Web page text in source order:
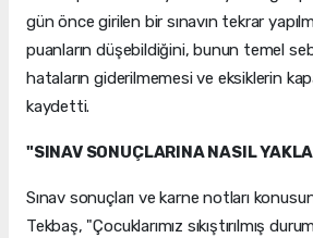
gün önce girilen bir sınavın tekrar
puanların düşebildiğini, bunun temel
hataların giderilmemesi ve eksiklerin
kaydetti.
"SINAV SONUÇLARINA NASIL
Sınav sonuçları ve karne notları
Tekbaş, "Çocuklarımız sıkıştırılmış